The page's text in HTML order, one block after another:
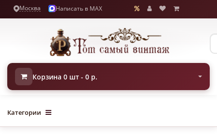
Москва Написать в MAX
Корзина 0 шт - 0 р.
Категории